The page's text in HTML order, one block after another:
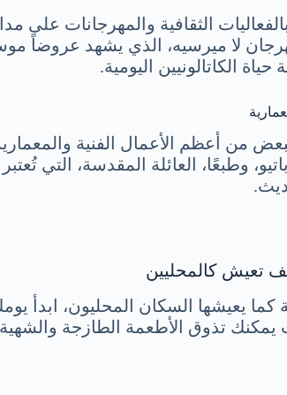
الثقافية والمهرجانات على
لا ميرسيه، الذي يشهد عروضاً
حياة الكاتالونيين اليومية.
من أعظم الأعمال الفنية
وطبعًا، العائلة المقدسة، التي
تعيش كالمحليين
كما يعيشها السكان المحليون، ابدأ
يمكنك تذوق الأطعمة الطازجة